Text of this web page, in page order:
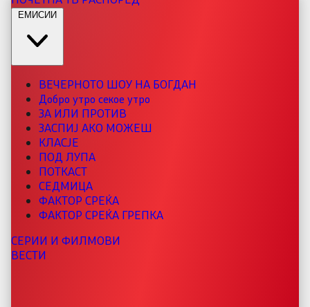
ЕМИСИИ
ВЕЧЕРНОТО ШОУ НА БОГДАН
Добро утро секое утро
ЗА ИЛИ ПРОТИВ
ЗАСПИЈ АКО МОЖЕШ
КЛАСЈЕ
ПОД ЛУПА
ПОТКАСТ
СЕДМИЦА
ФАКТОР СРЕЌА
ФАКТОР СРЕЌА ГРЕПКА
СЕРИИ И ФИЛМОВИ
ВЕСТИ